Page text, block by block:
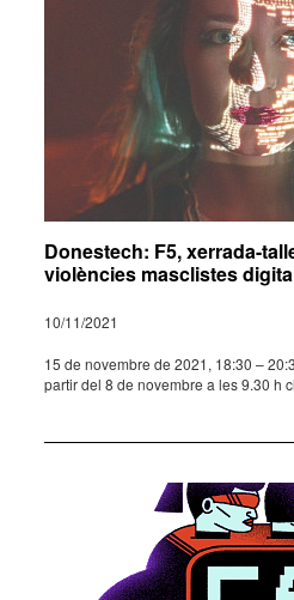
Donestech: F5, xerrada-
violències masclistes
10/11/2021
15 de novem­bre de 2021, 18:30 –
partir del 8 de novem­bre a les 9.30 h